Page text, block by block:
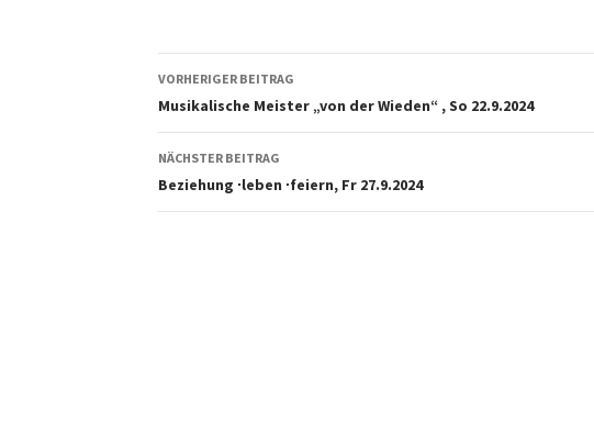
Beitragsnavigation
VORHERIGER BEITRAG
Musikalische Meister „von der Wieden“ , So 22.9.2024
NÄCHSTER BEITRAG
Beziehung ∙leben ∙feiern, Fr 27.9.2024